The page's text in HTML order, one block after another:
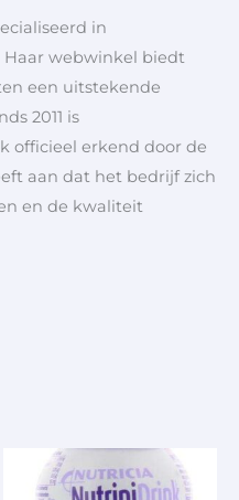
in
webwinkel biedt
een uitstekende
2011 is
officieel erkend door de
aan dat het bedrijf zich
en de kwaliteit